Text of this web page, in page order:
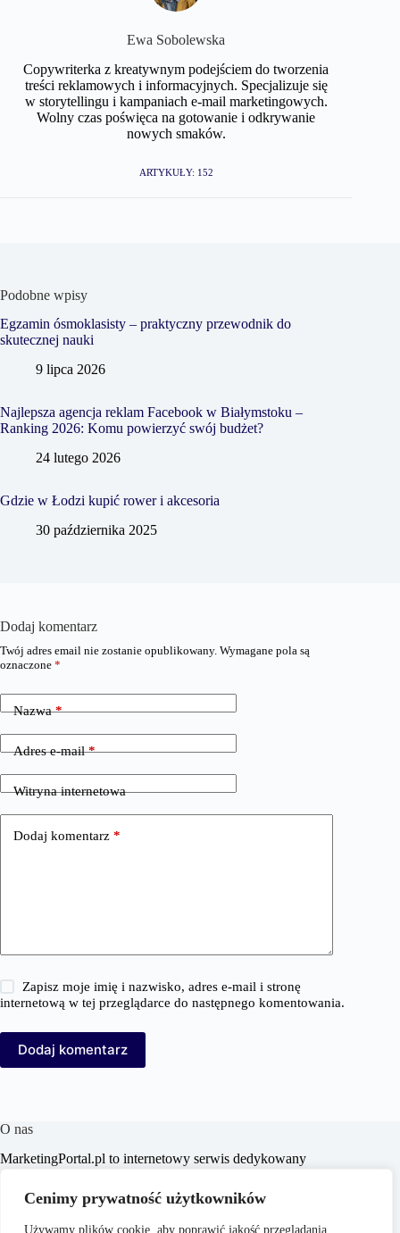
Cenimy prywatność użytkowników
Używamy plików cookie, aby poprawić jakość przeglądania,
Ewa Sobolewska
Copywriterka z kreatywnym podejściem do tworzenia
treści reklamowych i informacyjnych. Specjalizuje się
w storytellingu i kampaniach e-mail marketingowych.
Wolny czas poświęca na gotowanie i odkrywanie
nowych smaków.
ARTYKUŁY: 152
Podobne wpisy
Egzamin ósmoklasisty – praktyczny przewodnik do
skutecznej nauki
9 lipca 2026
Najlepsza agencja reklam Facebook w Białymstoku –
Ranking 2026: Komu powierzyć swój budżet?
24 lutego 2026
Gdzie w Łodzi kupić rower i akcesoria
30 października 2025
Dodaj komentarz
Twój adres email nie zostanie opublikowany. Wymagane pola są
oznaczone *
Nazwa*
Adres e-mail*
Witryna internetowa
Dodaj komentarz *
Zapisz moje imię i nazwisko, adres e-mail i stronę
internetową w tej przeglądarce do następnego komentowania.
Dodaj komentarz
O nas
MarketingPortal.pl to internetowy serwis dedykowany
oferujący szeroki wachlarz informacji, analiz oraz
praktycznych porad z zakresu marketingu, biznesu, e-
commerce, SEO/SEM, content marketingu i mediów